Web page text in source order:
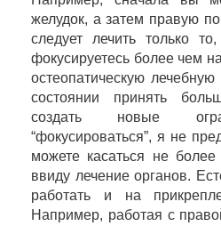
желудок, а затем правую
следует лечить только
фокусируетесь более чем
остеопатическую
состоянии принять
создать новые
“фокусироваться”, я не
можете касаться не
ввиду лечение органов.
работать и на
Например, работая с